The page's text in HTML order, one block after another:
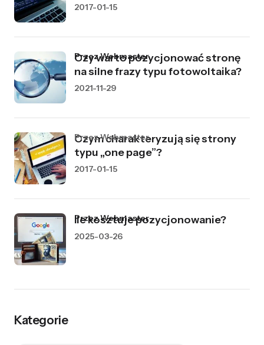
2017-01-15
Czy warto pozycjonować stronę
na silne frazy typu fotowoltaika?
przez Webmaster
2021-11-29
Czym charakteryzują się strony
typu „one page”?
przez Webmaster
2017-01-15
Ile kosztuje pozycjonowanie?
przez Webmaster
2025-03-26
Kategorie